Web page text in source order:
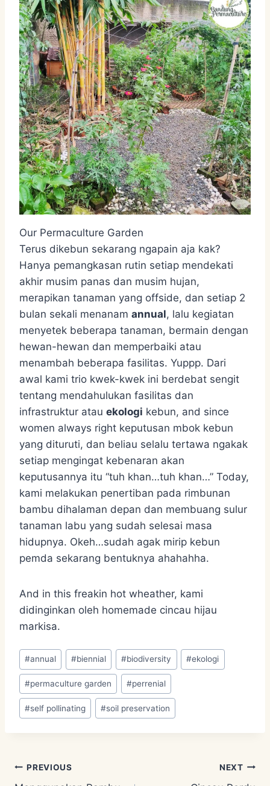
Our Permaculture Garden
Terus dikebun sekarang ngapain aja kak?
Hanya pemangkasan rutin setiap mendekati
akhir musim panas dan musim hujan,
merapikan tanaman yang offside, dan setiap 2
bulan sekali menanam annual, lalu kegiatan
menyetek beberapa tanaman, bermain dengan
hewan-hewan dan memperbaiki atau
menambah beberapa fasilitas. Yuppp. Dari
awal kami trio kwek-kwek ini berdebat sengit
tentang mendahulukan fasilitas dan
infrastruktur atau ekologi kebun, and since
women always right keputusan mbok kebun
yang dituruti, dan beliau selalu tertawa ngakak
setiap mengingat kebenaran akan
keputusannya itu “tuh khan…tuh khan…” Today,
kami melakukan penertiban pada rimbunan
bambu dihalaman depan dan membuang sulur
tanaman labu yang sudah selesai masa
hidupnya. Okeh…sudah agak mirip kebun
pemda sekarang bentuknya ahahahha.
And in this freakin hot wheather, kami
didinginkan oleh homemade cincau hijau
markisa.
Post
Tags:
#annual #biennial #biodiversity #ekologi
#permaculture garden #perrenial
#self pollinating #soil preservation
Post
PREVIOUS NEXT